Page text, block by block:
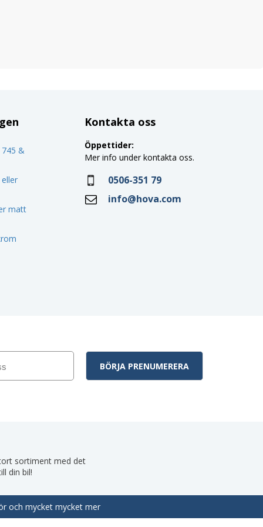
&
matt
Kontakta oss
Öppettider:
Mer info under kontakta oss.
0506-351 79
info@hova.com
sortiment med det
din bil!
och mycket mycket mer